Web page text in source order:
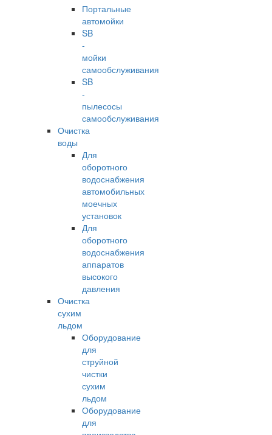
Портальные
автомойки
SB
-
мойки
самообслуживания
SB
-
пылесосы
самообслуживания
Очистка
воды
Для
оборотного
водоснабжения
автомобильных
моечных
установок
Для
оборотного
водоснабжения
аппаратов
высокого
давления
Очистка
сухим
льдом
Оборудование
для
струйной
чистки
сухим
льдом
Оборудование
для